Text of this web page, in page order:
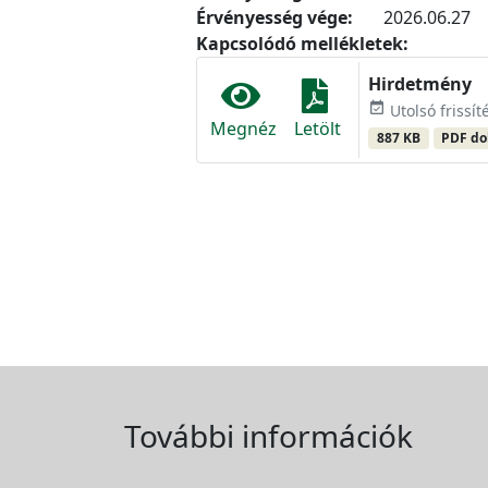
Érvényesség vége:
2026.06.27
Kapcsolódó mellékletek:
Megnéz Letölt
Hirdetmény
event_available Utolsó
887 KB PDF
További információk